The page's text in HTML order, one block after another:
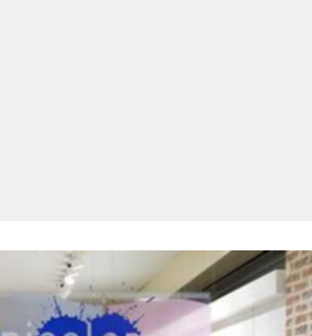
Windows 10: Solusi Terbaik Untuk
Pemersatu Bangsa
Universal: Solusi Praktis Untuk